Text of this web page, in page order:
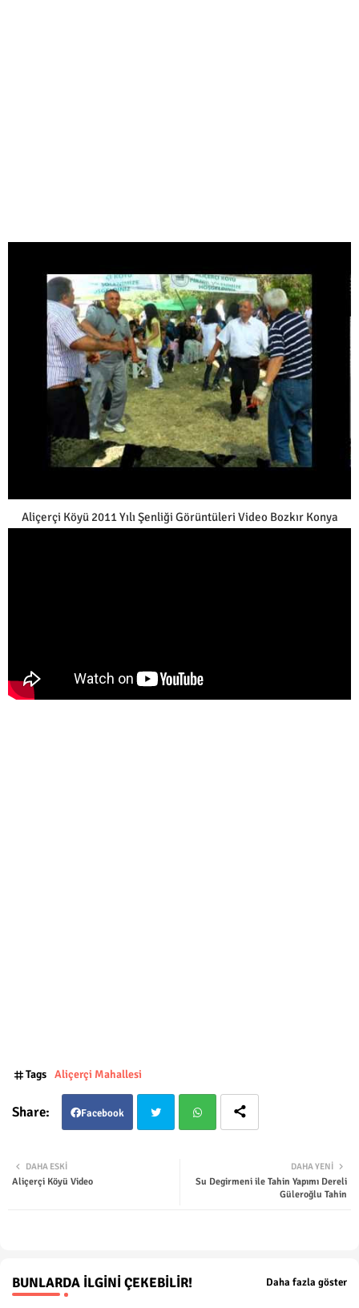
Aliçerçi Köyü 2011 Yılı Şenliği Görüntüleri Video Bozkır Konya
Tags Aliçerçi Mahallesi
Facebook
tsap
DAHA YENI
Su Degirmeni ile Tahin Yapımı Dereli
Güleroğlu Tahin
DAHA ESKI
Aliçerçi Köyü Video
BUNLARDA İLGINI ÇEKEBILIR! Daha fazla göster